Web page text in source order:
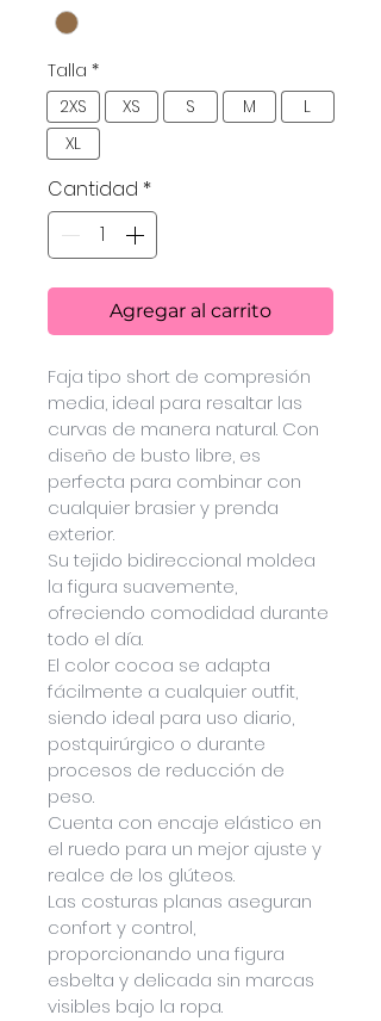
Talla *
2XS
XS S M
L
XL
Cantidad *
Agregar al carrito
Faja tipo short de compresión
media, ideal para resaltar las
curvas de manera natural. Con
diseño de busto libre, es
perfecta para combinar con
cualquier brasier y prenda
exterior.
Su tejido bidireccional moldea
la figura suavemente,
ofreciendo comodidad durante
todo el día.
El color cocoa se adapta
fácilmente a cualquier outfit,
siendo ideal para uso diario,
postquirúrgico o durante
procesos de reducción de
peso.
Cuenta con encaje elástico en
el ruedo para un mejor ajuste y
realce de los glúteos.
Las costuras planas aseguran
confort y control,
proporcionando una figura
esbelta y delicada sin marcas
visibles bajo la ropa.